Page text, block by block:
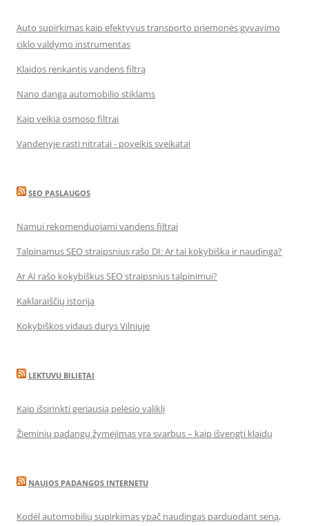
Auto supirkimas kaip efektyvus transporto priemonės gyvavimo
ciklo valdymo instrumentas
Klaidos renkantis vandens filtrą
Nano danga automobilio stiklams
Kaip veikia osmoso filtrai
Vandenyje rasti nitratai - poveikis sveikatai
SEO PASLAUGOS
Namui rekomenduojami vandens filtrai
Talpinamus SEO straipsnius rašo DI: Ar tai kokybiška ir naudinga?
Ar AI rašo kokybiškus SEO straipsnius talpinimui?
Kaklaraiščių istorija
Kokybiškos vidaus durys Vilniuje
LEKTUVU BILIETAI
Kaip išsirinkti geriausią pelėsio valiklį
Žieminių padangų žymėjimas yra svarbus – kaip išvengti klaidų
NAUJOS PADANGOS INTERNETU
Kodėl automobilių supirkimas ypač naudingas parduodant seną,